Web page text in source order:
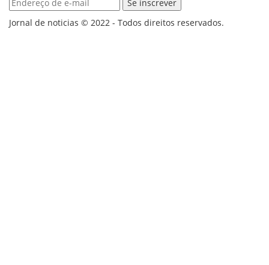
Jornal de noticias © 2022 - Todos direitos reservados.